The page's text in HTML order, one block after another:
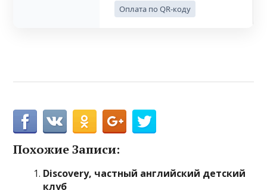
Оплата по QR-коду
Похожие Записи:
Discovery, частный английский детский
клуб